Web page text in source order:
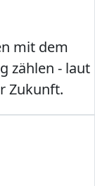
mit dem
zählen - laut
Zukunft.